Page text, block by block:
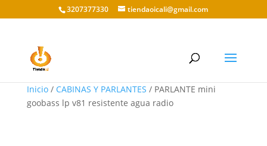
3207377330 tiendaoicali@gmail.com
Inicio/ CABINAS Y PARLANTES / PARLANTE mini
goobass lp v81 resistente agua radio